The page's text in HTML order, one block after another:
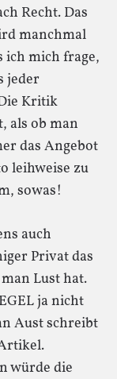
Recht. Das
manchmal
ich mich frage,
jeder
Kritik
als ob man
das Angebot
leihweise zu
sowas!
auch
Privat das
Lust hat.
ja nicht
Aust schreibt
würde die